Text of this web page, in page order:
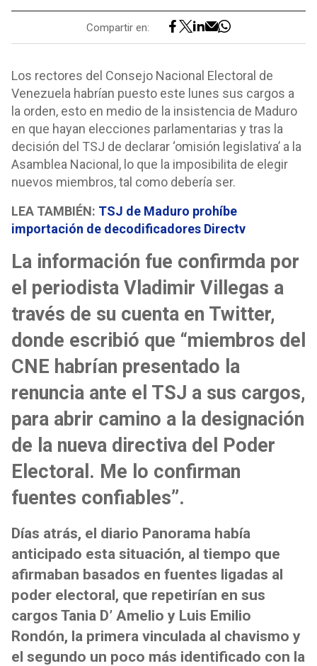
Compartir en:
Los rectores del Consejo Nacional Electoral de
Venezuela habrían puesto este lunes sus cargos a
la orden, esto en medio de la insistencia de Maduro
en que hayan elecciones parlamentarias y tras la
decisión del TSJ de declarar ‘omisión legislativa’ a la
Asamblea Nacional, lo que la imposibilita de elegir
nuevos miembros, tal como debería ser.
LEA TAMBIÉN: TSJ de Maduro prohíbe
importación de decodificadores Directv
La información fue confirmda por
el periodista Vladimir Villegas a
través de su cuenta en Twitter,
donde escribió que “miembros del
CNE habrían presentado la
renuncia ante el TSJ a sus cargos,
para abrir camino a la designación
de la nueva directiva del Poder
Electoral. Me lo confirman
fuentes confiables”.
Días atrás, el diario Panorama había
anticipado esta situación, al tiempo que
afirmaban basados en fuentes ligadas al
poder electoral, que repetirían en sus
cargos Tania D’ Amelio y Luis Emilio
Rondón, la primera vinculada al chavismo y
el segundo un poco más identificado con la